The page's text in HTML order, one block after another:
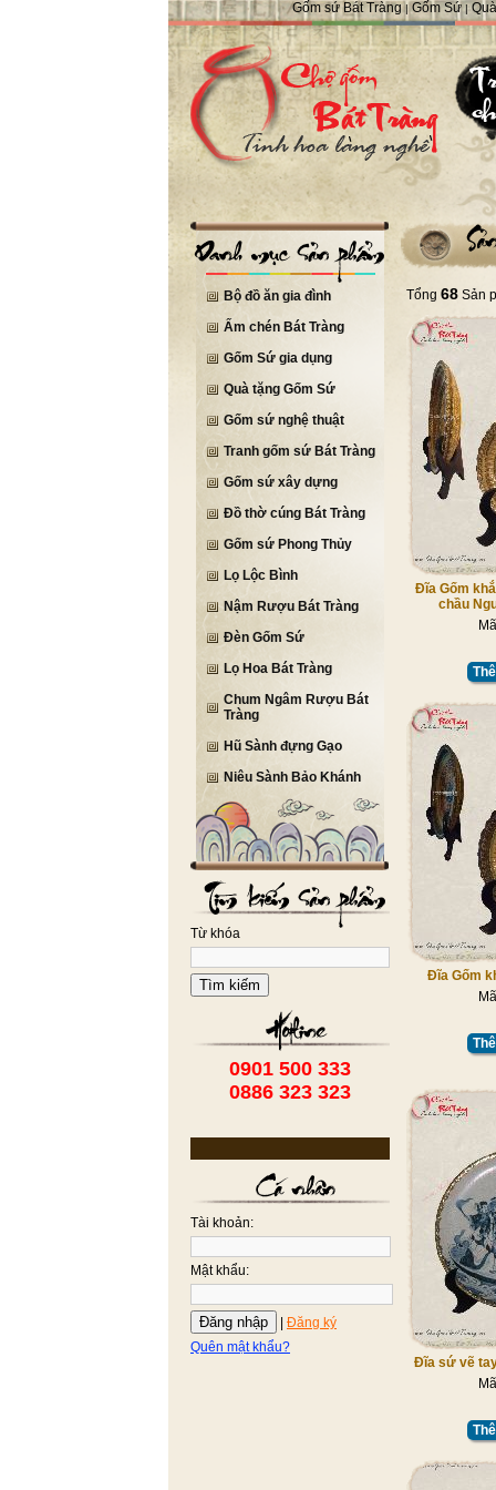
Gốm sứ Bát Tràng | Gốm Sứ |
Bộ đồ ăn gia đình
Ấm chén Bát Tràng
Gốm Sứ gia dụng
Quà tặng Gốm Sứ
Gốm sứ nghệ thuật
Tranh gốm sứ Bát Tràng
Gốm sứ xây dựng
Đồ thờ cúng Bát Tràng
Gốm sứ Phong Thủy
Lọ Lộc Bình
Nậm Rượu Bát Tràng
Đèn Gốm Sứ
Lọ Hoa Bát Tràng
Chum Ngâm Rượu Bát
Tràng
Hũ Sành đựng Gạo
Niêu Sành Bảo Khánh
Từ khóa
Tìm kiếm
0901 500 333
0886 323 323
Tài khoản:
Mật khẩu:
Đăng nhập
Đăng ký
Quên mật khẩu?
Tổng 68 Sản
Đĩa Gốm
chầu
Đĩa Gốm
Đĩa sứ vẽ